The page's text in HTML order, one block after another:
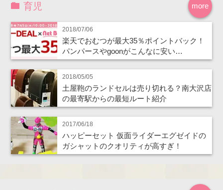
more
育児
2018/07/06
楽天でおむつが最大35％ポイントバック！
パンパースやgoonがこんなに安い…
2018/05/05
土屋鞄のランドセルは売り切れる？南大沢店
の最寄駅からの最短ルート紹介
2017/06/18
ハッピーセット 仮面ライダーエグゼイドの
ガシャットのクオリティが高すぎ！